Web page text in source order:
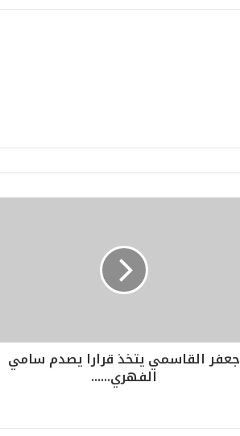
جعفر القاسمي يتخذ قرارا يصدم سامي
الفهري......